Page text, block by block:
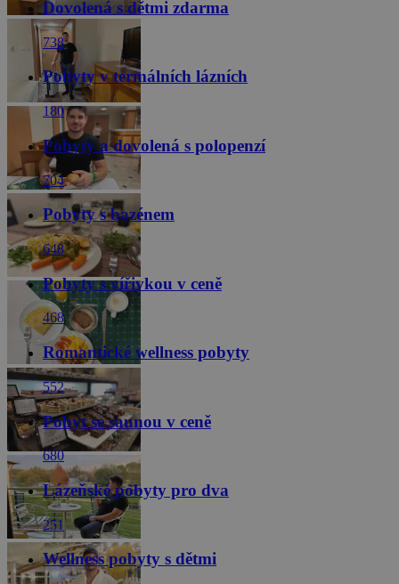
nem minden nyelvet tudunk, és meg kell használni a fordítók,
egyébként minden kiváló.
10/10
(Václav Š. -
Cseh)
Az értékelés létrehozva: 15. 2. 2024
Automatikus fordítás (Eredeti megjelenítése
Meg voltunk elégedve az ott tartózkodásunkkal, az ételek jók voltak,
a vacsorákat a szomszédos Park INN szállodában tartják, ahol
nagyobb a vendégforgalom és kicsit zajosabb a légkör. A kapcsolat a
gyógyfürdővel remek volt, a szaunavilág tökéletes. A személyzet
mosolygós és segítőkész.
10/10
(Václav Š. -
Cseh)
Az értékelés létrehozva: 15. 2. 2024
Automatikus fordítás (Eredeti megjelenítése
Meg voltunk elégedve az itt tartózkodásunkkal, a superior szoba
tényleg hatalmas és két erkélyes, az ételek jók, a vacsorák a
szomszédos Park INN szállodában vannak, ahol nagyobb a
vendégforgalom és kicsit zajosabb a hangulat. A kapcsolat a
gyógyfürdővel remek volt, a szaunavilág tökéletes.
10/10
(miroslav J. -
Cseh)
Az értékelés létrehozva: 28. 1. 2024
Automatikus fordítás (
Elégedettség mindenben.
A Travelking által ellenőrizve